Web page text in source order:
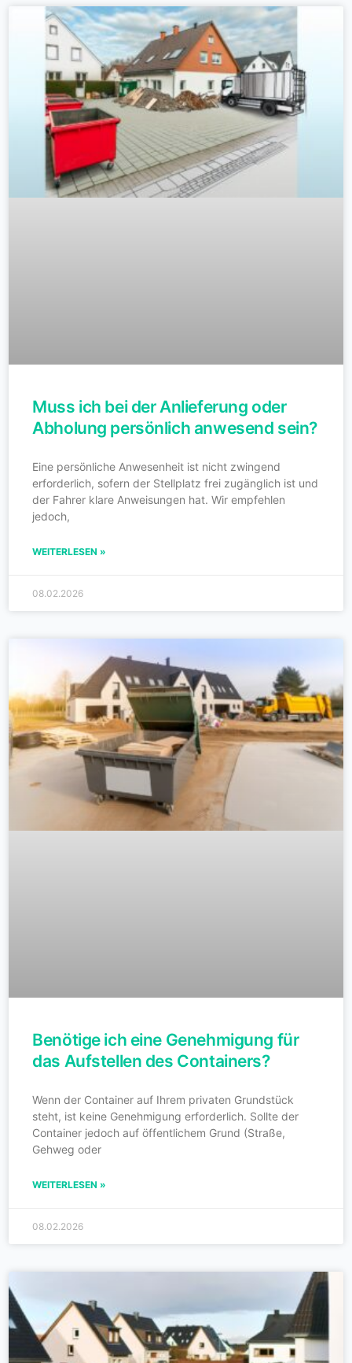
Muss ich bei der Anlieferung oder
Abholung persönlich anwesend sein?
Eine persönliche Anwesenheit ist nicht zwingend
erforderlich, sofern der Stellplatz frei zugänglich ist und
der Fahrer klare Anweisungen hat. Wir empfehlen
jedoch,
WEITERLESEN »
08.02.2026
Benötige ich eine Genehmigung für
das Aufstellen des Containers?
Wenn der Container auf Ihrem privaten Grundstück
steht, ist keine Genehmigung erforderlich. Sollte der
Container jedoch auf öffentlichem Grund (Straße,
Gehweg oder
WEITERLESEN »
08.02.2026